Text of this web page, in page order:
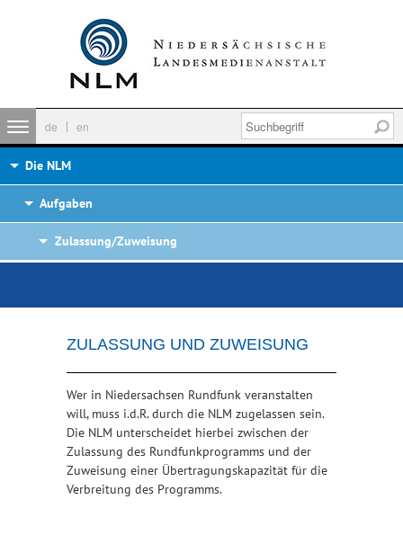
de en
Die NLM
Aufgaben
Zulassung/Zuweisung
ZULASSUNG UND ZUWEISUNG
Wer in Niedersachsen Rundfunk veranstalten
will, muss i.d.R. durch die NLM zugelassen sein.
Die NLM unterscheidet hierbei zwischen der
Zulassung des Rundfunkprogramms und der
Zuweisung einer Übertragungskapazität für die
Verbreitung des Programms.